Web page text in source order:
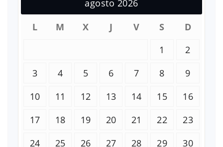
agosto 2026
L
M X J V S
D
1
2
3
4 5 6 7 8
9
10
11 12 13 14 15
16
17
18 19 20 21 22
23
24
25 26 27 28 29
30